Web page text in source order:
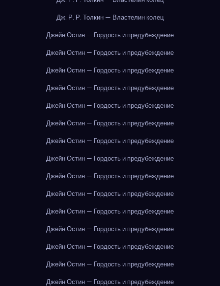
Дж. Р. Р. Толкин — Властелин колец
Джейн Остин — Гордость и предубеждение
Джейн Остин — Гордость и предубеждение
Джейн Остин — Гордость и предубеждение
Джейн Остин — Гордость и предубеждение
Джейн Остин — Гордость и предубеждение
Джейн Остин — Гордость и предубеждение
Джейн Остин — Гордость и предубеждение
Джейн Остин — Гордость и предубеждение
Джейн Остин — Гордость и предубеждение
Джейн Остин — Гордость и предубеждение
Джейн Остин — Гордость и предубеждение
Джейн Остин — Гордость и предубеждение
Джейн Остин — Гордость и предубеждение
Джейн Остин — Гордость и предубеждение
Джейн Остин — Гордость и предубеждение